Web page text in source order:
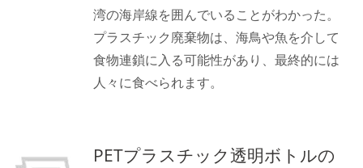
湾の海岸線を囲んでいることがわかった。
プラスチック廃棄物は、海鳥や魚を介して
食物連鎖に入る可能性があり、最終的には
人々に食べられます。
PETプラスチック透明ボトルの